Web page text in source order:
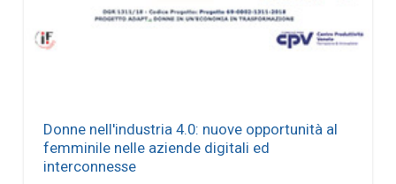
Donne nell'industria 4.0: nuove opportunità al
femminile nelle aziende digitali ed
interconnesse